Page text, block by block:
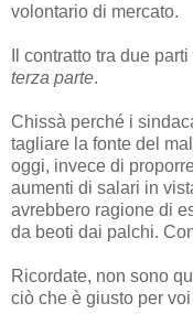
volontario di mercato.
Il contratto tra due
terza parte.
Chissà perché i
tagliare la fonte del
oggi, invece di
aumenti di salari in
avrebbero ragione di
da beoti dai palchi.
Ricordate, non sono
ciò che è giusto per